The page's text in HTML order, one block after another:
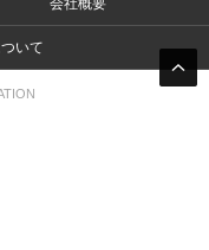
会社概要
いて